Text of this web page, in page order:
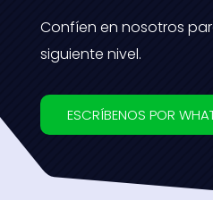
Confíen en nosotros
siguiente nivel.
ESCRÍBENOS POR